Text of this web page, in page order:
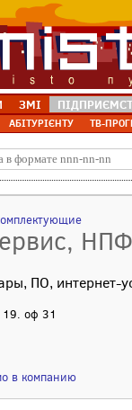
ЗМІ
АБІТУРІЄНТУ ТВ-
НПФ
ПО, интернет-
19. оф 31
в компанию